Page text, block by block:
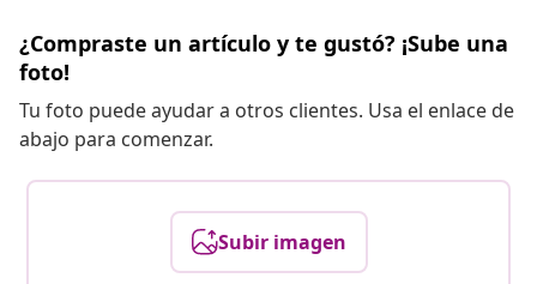
¿Compraste un artículo y te gustó? ¡Sube una
foto!
Tu foto puede ayudar a otros clientes. Usa el enlace de
abajo para comenzar.
Subir imagen